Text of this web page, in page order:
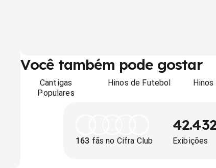
Você também pode gostar
Cantigas
Populares
Hinos de Futebol
163 fãs no Cifra Club Exibições